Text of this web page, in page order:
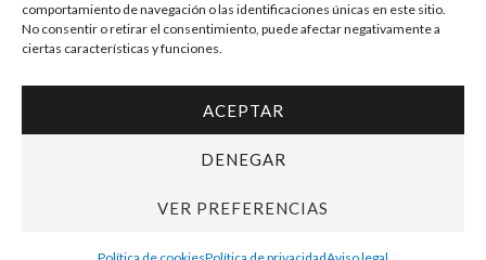
comportamiento de navegación o las identificaciones únicas en este sitio.
No consentir o retirar el consentimiento, puede afectar negativamente a
ciertas características y funciones.
ACEPTAR
DENEGAR
VER PREFERENCIAS
Instagram